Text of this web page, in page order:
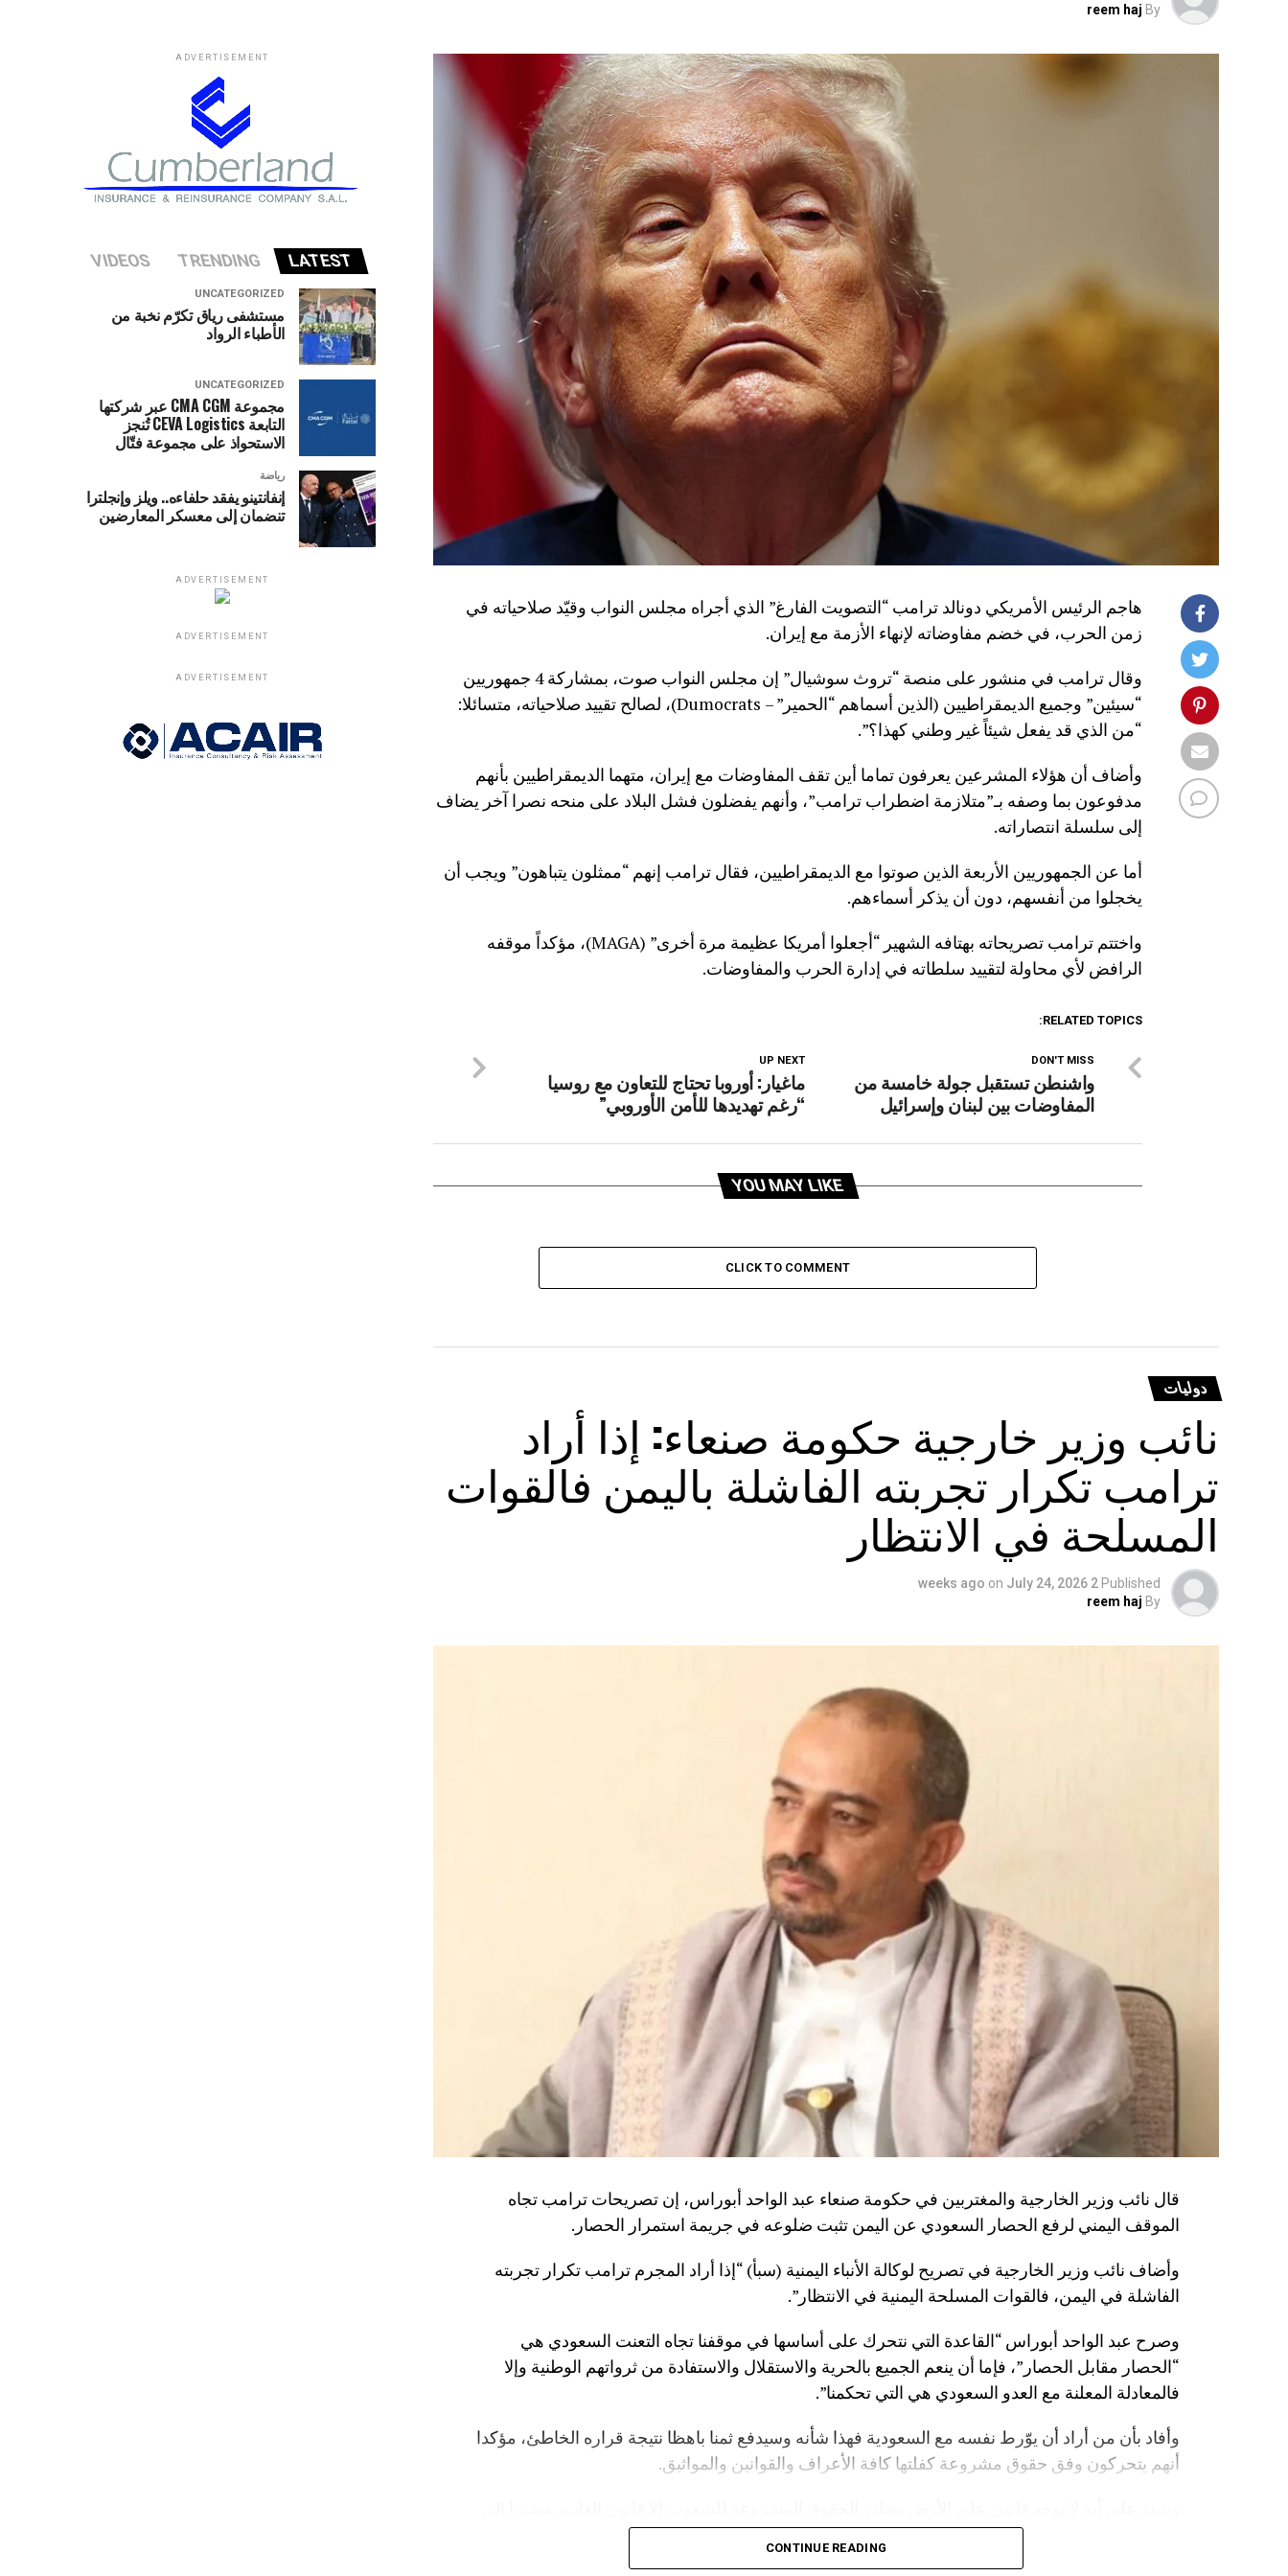
By
reem haj
هاجم الرئيس الأمريكي دونالد ترامب “التصويت الفارغ” الذي أجراه مجلس النواب وقيّد صلاحياته في
زمن الحرب، في خضم مفاوضاته لإنهاء الأزمة مع إيران.
وقال ترامب في منشور على منصة “تروث سوشيال” إن مجلس النواب صوت، بمشاركة 4 جمهوريين
“سيئين” وجميع الديمقراطيين (الذين أسماهم “الحمير” – Dumocrats)، لصالح تقييد صلاحياته، متسائلا:
“من الذي قد يفعل شيئاً غير وطني كهذا؟”.
وأضاف أن هؤلاء المشرعين يعرفون تماما أين تقف المفاوضات مع إيران، متهما الديمقراطيين بأنهم
مدفوعون بما وصفه بـ”متلازمة اضطراب ترامب”، وأنهم يفضلون فشل البلاد على منحه نصرا آخر يضاف
إلى سلسلة انتصاراته.
أما عن الجمهوريين الأربعة الذين صوتوا مع الديمقراطيين، فقال ترامب إنهم “ممثلون يتباهون” ويجب أن
يخجلوا من أنفسهم، دون أن يذكر أسماءهم.
واختتم ترامب تصريحاته بهتافه الشهير “أجعلوا أمريكا عظيمة مرة أخرى” (MAGA)، مؤكداً موقفه
الرافض لأي محاولة لتقييد سلطاته في إدارة الحرب والمفاوضات.
RELATED TOPICS:
UP NEXT
ماغيار: أوروبا تحتاج للتعاون مع روسيا
“رغم تهديدها للأمن الأوروبي”
DON'T MISS
واشنطن تستقبل جولة خامسة من
المفاوضات بين لبنان وإسرائيل
YOU MAY LIKE
CLICK TO COMMENT
دوليات
نائب وزير خارجية حكومة صنعاء: إذا أراد
ترامب تكرار تجربته الفاشلة باليمن فالقوات
المسلحة في الانتظار
Published
2 weeks ago
on July 24, 2026
By
reem haj
قال نائب وزير الخارجية والمغتربين في حكومة صنعاء عبد الواحد أبوراس، إن تصريحات ترامب تجاه
الموقف اليمني لرفع الحصار السعودي عن اليمن تثبت ضلوعه في جريمة استمرار الحصار.
وأضاف نائب وزير الخارجية في تصريح لوكالة الأنباء اليمنية (سبأ) “إذا أراد المجرم ترامب تكرار تجربته
الفاشلة في اليمن، فالقوات المسلحة اليمنية في الانتظار”.
وصرح عبد الواحد أبوراس “القاعدة التي نتحرك على أساسها في موقفنا تجاه التعنت السعودي هي
“الحصار مقابل الحصار”، فإما أن ينعم الجميع بالحرية والاستقلال والاستفادة من ثرواتهم الوطنية وإلا
فالمعادلة المعلنة مع العدو السعودي هي التي تحكمنا”.
وأفاد بأن من أراد أن يوّرط نفسه مع السعودية فهذا شأنه وسيدفع ثمنا باهظا نتيجة قراره الخاطئ، مؤكدا
أنهم يتحركون وفق حقوق مشروعة كفلتها كافة الأعراف والقوانين والمواثيق.
أن على السعودية أن تعي جيدا أن المخرج الوحيد لرفع الحصار عنها يتمثل في رفع الحصار عن اليمن.
CONTINUE READING
ADVERTISEMENT
LATEST
TRENDING
VIDEOS
UNCATEGORIZED
مستشفى رياق تكرّم نخبة من
الأطباء الرواد
UNCATEGORIZED
مجموعة CMA CGM عبر شركتها
التابعة CEVA Logistics تُنجز
الاستحواذ على مجموعة فتّال
رياضة
إنفانتينو يفقد حلفاءه.. ويلز وإنجلترا
تنضمان إلى معسكر المعارضين
ADVERTISEMENT
ADVERTISEMENT
ADVERTISEMENT